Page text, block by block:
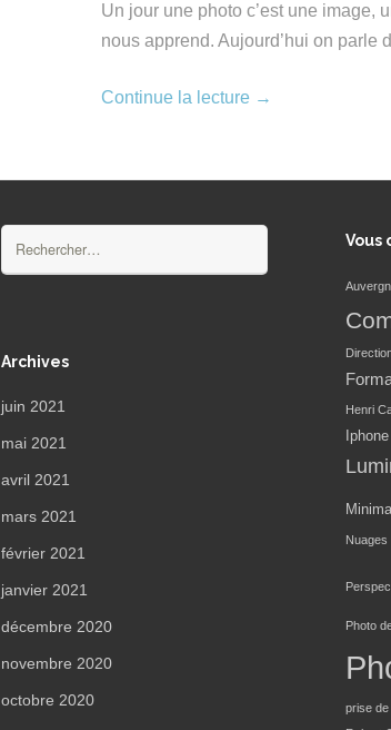
Un jour une photo c’est une image,
nous apprend. Aujourd’hui on parle
Continue la lecture →
Vous
Henri
Iphone
Nuages
Photo
prise
Archives
juin 2021
mai 2021
avril 2021
mars 2021
février 2021
janvier 2021
décembre 2020
novembre 2020
octobre 2020